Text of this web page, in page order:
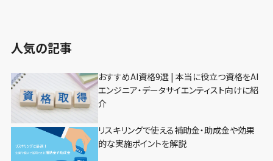
人気の記事
おすすめAI資格9選 | 本当に役立つ資格をAI
エンジニア・データサイエンティスト向けに紹
介
リスキリングで使える補助金・助成金や効果
的な実施ポイントを解説